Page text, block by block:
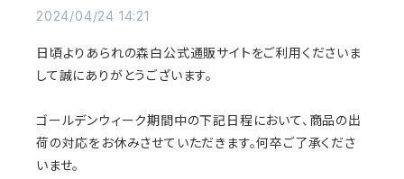
2024/04/24 14:21
日頃よりあられの森白公式通販サイトをご利用くださいま
して誠にありがとうございます。
ゴールデンウィーク期間中の下記日程において、商品の出
荷の対応をお休みさせていただきます。何卒ご了承くださ
いませ。